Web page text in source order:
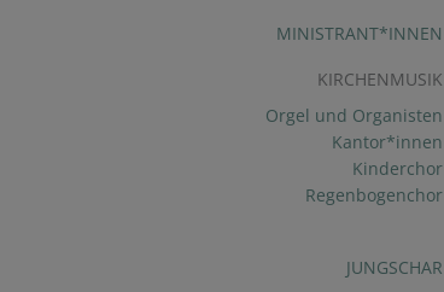
MINISTRANT*INNEN
KIRCHENMUSIK
Orgel und Organisten
Kantor*innen
Kinderchor
Regenbogenchor
JUNGSCHAR